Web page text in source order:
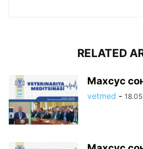
RELATED
Махсус
vetmed -